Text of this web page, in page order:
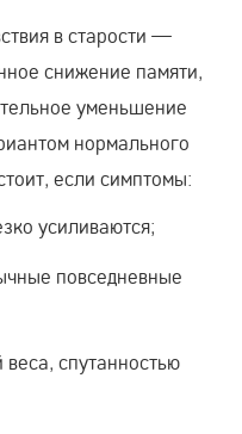
в старости —
снижение памяти,
уменьшение
нормального
если симптомы:
усиливаются;
повседневные
спутанностью